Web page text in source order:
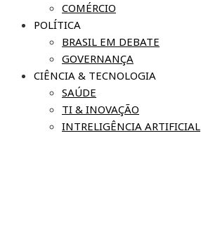
COMÉRCIO
POLÍTICA
BRASIL EM DEBATE
GOVERNANÇA
CIÊNCIA & TECNOLOGIA
SAÚDE
TI & INOVAÇÃO
INTRELIGÊNCIA ARTIFICIAL